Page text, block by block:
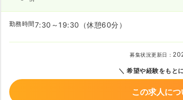
勤務時間7:30～19:30 （休憩60分）
募集状況更新日：
希望や経験をもと
この求人に